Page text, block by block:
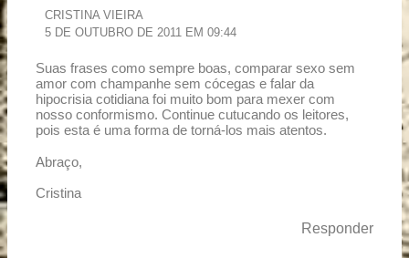
CRISTINA VIEIRA
5 DE OUTUBRO DE 2011 EM 09:44
Suas frases como sempre boas, comparar sexo sem
amor com champanhe sem cócegas e falar da
hipocrisia cotidiana foi muito bom para mexer com
nosso conformismo. Continue cutucando os leitores,
pois esta é uma forma de torná-los mais atentos.
Abraço,
Cristina
Responder